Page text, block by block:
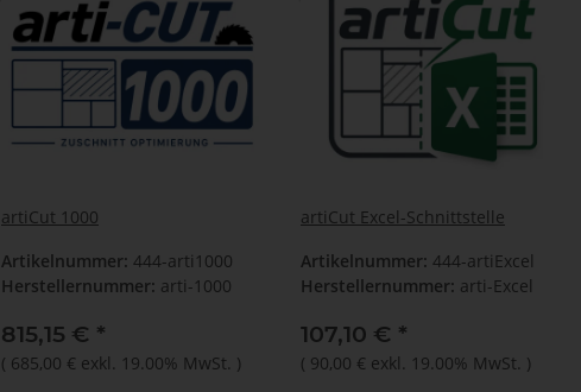
artiCut 1000
Artikelnummer: 444-arti1000
Herstellernummer: arti-1000
815,15 € *
( 685,00 € exkl. 19.00% MwSt. )
artiCut Excel-Schnittstelle
Artikelnummer: 444-artiExcel
Herstellernummer: arti-Excel
107,10 € *
( 90,00 € exkl. 19.00% MwSt. )